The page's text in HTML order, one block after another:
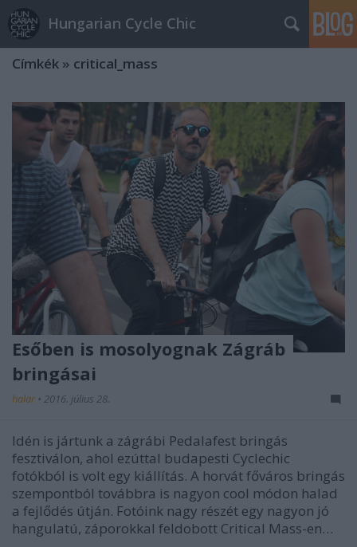
Hungarian Cycle Chic
Címkék » critical_mass
Esőben is mosolyognak Zágráb
bringásai
halar • 2016. július 28.
Idén is jártunk a zágrábi Pedalafest bringás
fesztiválon, ahol ezúttal budapesti Cyclechic
fotókból is volt egy kiállítás. A horvát főváros bringás
szempontból továbbra is nagyon cool módon halad
a fejlődés útján. Fotóink nagy részét egy nagyon jó
hangulatú, záporokkal feldobott Critical Mass-en…